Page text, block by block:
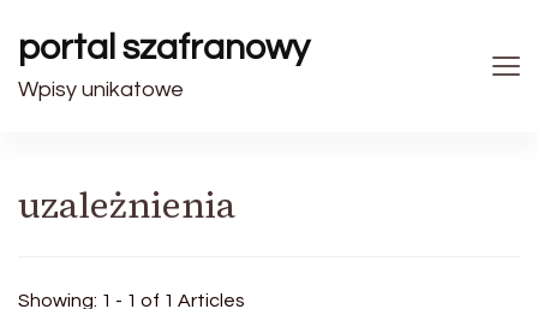
portal szafranowy
Wpisy unikatowe
uzależnienia
Showing: 1 - 1 of 1 Articles